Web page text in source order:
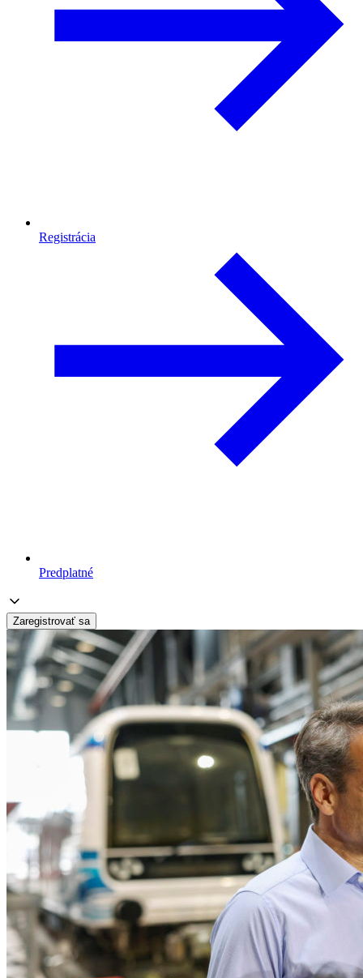
Registrácia
Predplatné
Zaregistrovať sa